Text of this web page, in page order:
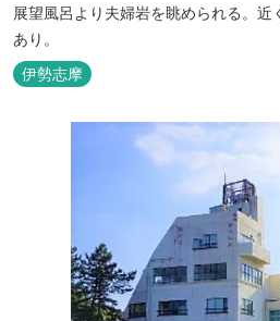
展望風呂より夫婦岩を眺められる。
あり。
伊勢志摩